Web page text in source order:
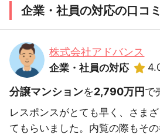
企業・社員の対応の口コミ
株式会社アドバンス
企業・社員の対応
分譲マンションを2,790万円で
レスポンスがとても早く、さま
てもらいました。内覧の際もそ